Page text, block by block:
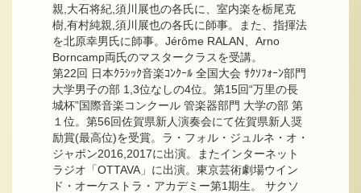
親,大石将紀,須川展也の各氏に、室内楽を栃尾克
樹,有村純親,須川展也の各氏に師事。また、指揮法
を北原幸男氏に師事。Jérôme RALAN、Arno
Borncamp両氏のマスタークラスを受講。
第22回 日本ｸﾗｼｯｸ音楽ｺﾝｸｰﾙ 全国大会 ｻｸｿﾌｫｰﾝ部門
大学男子の部 1,3位なしの4位。第15回“万里の長
城杯”国際音楽コンクール 管楽器部門 大学の部 第
１位。第56回佐賀県新人演奏会にて佐賀県新人奨
励賞(最高位)を受賞。ラ・フォル・ジュルネ・オ・
ジャポン2016,2017に出演。またインターネット
ラジオ「OTTAVA」に出演。東京芸術劇場ウイン
ド・オーケストラ・アカデミー第1期生。 サクソ